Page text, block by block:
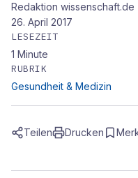
Redaktion wissenschaft.de
26. April 2017
LESEZEIT
1 Minute
RUBRIK
Gesundheit & Medizin
Teilen Drucken